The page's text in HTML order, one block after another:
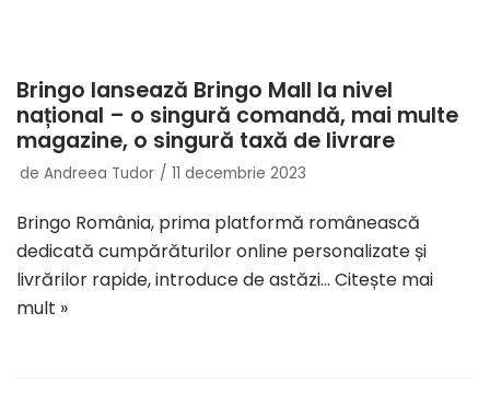
Bringo lansează Bringo Mall la nivel
național – o singură comandă, mai multe
magazine, o singură taxă de livrare
de Andreea Tudor 11 decembrie 2023
Bringo România, prima platformă românească
dedicată cumpărăturilor online personalizate și
livrărilor rapide, introduce de astăzi… Citește mai
mult »